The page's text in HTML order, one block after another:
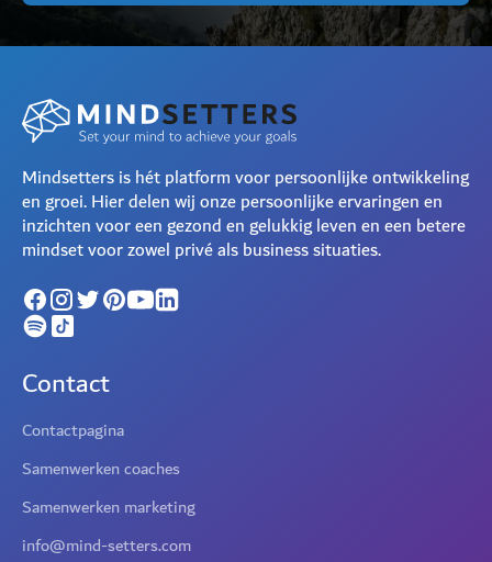
Mindsetters is hét platform voor persoonlijke ontwikkeling
en groei. Hier delen wij onze persoonlijke ervaringen en
inzichten voor een gezond en gelukkig leven en een betere
mindset voor zowel privé als business situaties.
Contact
Contactpagina
Samenwerken coaches
Samenwerken marketing
info@mind-setters.com